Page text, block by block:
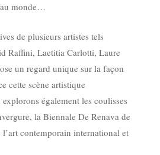
au monde…
de plusieurs artistes tels
Raffini, Laetitia Carlotti, Laure
un regard unique sur la façon
cette scène artistique
également les coulisses
la Biennale De Renava de
contemporain international et